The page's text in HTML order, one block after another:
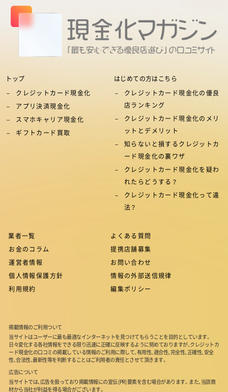
トップ
クレジットカード現金化
アプリ決済現金化
スマホキャリア現金化
ギフトカード買取
はじめての方はこちら
クレジットカード現金化の優良
店ランキング
クレジットカード現金化のメリ
ットとデメリット
知らないと損するクレジットカ
ード現金化の裏ワザ
クレジットカード現金化を疑わ
れたらどうする？
クレジットカード現金化って違
法？
業者一覧
よくある質問
お金のコラム
提携店舗募集
運営者情報
お問い合わせ
個人情報保護方針
情報の外部送信規律
利用規約
編集ポリシー
掲載情報のご利用ついて
当サイトはユーザーに最も最適なインターネットを見つけてもらうことを目的としています。
日々変化する各社情報をできる限り迅速に正確に反映するように努めておりますが、クレジットカ
ード現金化の口コミの掲載している情報のご利用に際して、有用性、適合性、完全性、正確性、安全
性、合法性、最新性等を判断することはご利用者の責任とさせて頂きます。
広告について
当サイトでは、広告を扱っており掲載情報にの宣伝 (PR) 要素を含む場合があります。また、当該商
材から当社が利益を得る場合がございます。